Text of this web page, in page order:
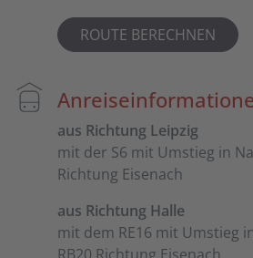
ROUTE BERECHNEN
aus Richtung Leipzig
mit der S6 mit Umstieg in
Richtung Eisenach
aus Richtung Halle
mit dem RE16 mit Umstieg